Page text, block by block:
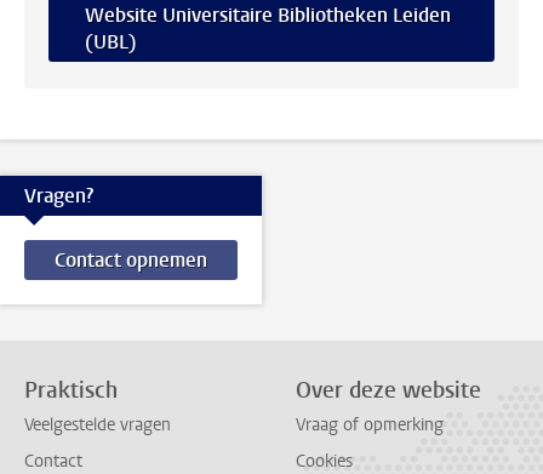
Website Universitaire Bibliotheken Leiden
(UBL)
Vragen?
Contact opnemen
Praktisch
Veelgestelde vragen
Contact
Over deze website
Vraag of opmerking
Cookies